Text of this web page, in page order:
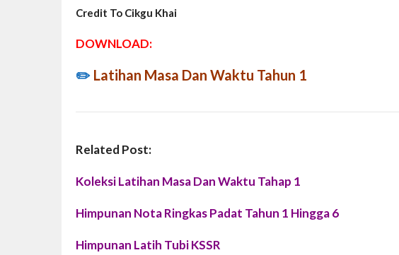
Credit To Cikgu Khai
DOWNLOAD:
✏️ Latihan Masa Dan Waktu Tahun 1
Related Post:
Koleksi Latihan Masa Dan Waktu Tahap 1
Himpunan Nota Ringkas Padat Tahun 1 Hingga 6
Himpunan Latih Tubi KSSR